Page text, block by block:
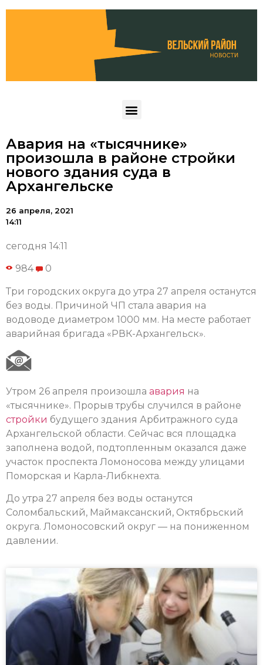
Авария на «тысячнике»
произошла в районе стройки
нового здания суда в
Архангельске
26 апреля, 2021
14:11
сегодня 14:11
984 0
Три городских округа до утра 27 апреля останутся
без воды. Причиной ЧП стала авария на
водоводе диаметром 1000 мм. На месте работает
аварийная бригада «РВК-Архангельск».
Утром 26 апреля произошла авария на
«тысячнике». Прорыв трубы случился в районе
стройки будущего здания Арбитражного суда
Архангельской области. Сейчас вся площадка
заполнена водой, подтопленным оказался даже
участок проспекта Ломоносова между улицами
Поморская и Карла-Либкнехта.
До утра 27 апреля без воды останутся
Соломбальский, Маймаксанский, Октябрьский
округа. Ломоносовский округ — на пониженном
давлении.